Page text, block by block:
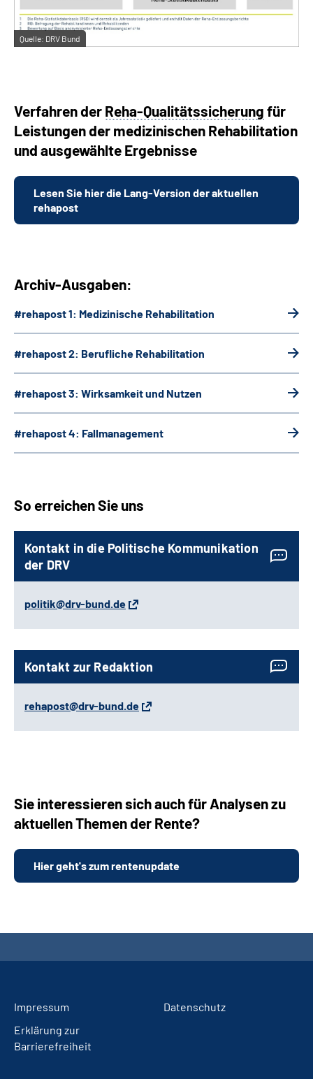
Quelle: DRV Bund
Verfahren der Reha-Qualitätssicherung für
Leistungen der medizinischen Rehabilitation
und ausgewählte Ergebnisse
Lesen Sie hier die Lang-Version der aktuellen
rehapost
Archiv-Ausgaben:
#rehapost 1: Medizinische Rehabilitation
#rehapost 2: Berufliche Rehabilitation
#rehapost 3: Wirksamkeit und Nutzen
#rehapost 4: Fallmanagement
So erreichen Sie uns
Kontakt in die Politische Kommunikation
der DRV
politik@drv-bund.de
Kontakt zur Redaktion
rehapost@drv-bund.de
Sie interessieren sich auch für Analysen zu
aktuellen Themen der Rente?
Hier geht's zum rentenupdate
Impressum
Datenschutz
Erklärung zur
Barrierefreiheit